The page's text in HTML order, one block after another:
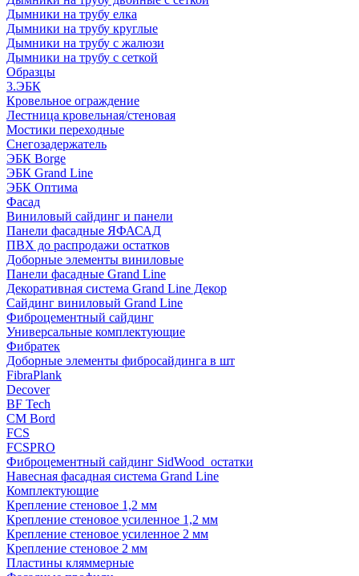
Дымники на трубу елка
Дымники на трубу круглые
Дымники на трубу с жалюзи
Дымники на трубу с сеткой
Образцы
3.ЭБК
Кровельное ограждение
Лестница кровельная/стеновая
Мостики переходные
Снегозадержатель
ЭБК Borge
ЭБК Grand Line
ЭБК Оптима
Фасад
Виниловый сайдинг и панели
Панели фасадные ЯФАСАД
ПВХ до распродажи остатков
Доборные элементы виниловые
Панели фасадные Grand Line
Декоративная система Grand Line Декор
Сайдинг виниловый Grand Line
Фиброцементный сайдинг
Универсальные комплектующие
Фибратек
Доборные элементы фибросайдинга в шт
FibraPlank
Decover
BF Tech
CM Bord
FCS
FCSPRO
Фиброцементный сайдинг SidWood_остатки
Навесная фасадная система Grand Line
Комплектующие
Крепление стеновое 1,2 мм
Крепление стеновое усиленное 1,2 мм
Крепление стеновое усиленное 2 мм
Крепление стеновое 2 мм
Пластины кляммерные